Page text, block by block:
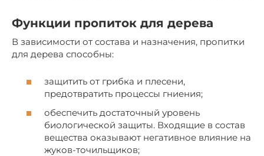
Функции пропиток для дерева
В зависимости от состава и назначения, пропитки
для дерева способны:
защитить от грибка и плесени,
предотвратить процессы гниения;
обеспечить достаточный уровень
биологической защиты. Входящие в состав
вещества оказывают негативное влияние на
жуков-точильщиков;